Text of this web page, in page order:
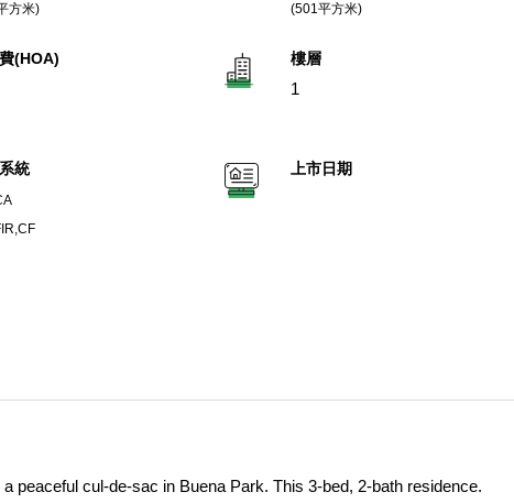
方米) (501平方米)
(HOA)
樓層
1
統
上市日期
peaceful cul-de-sac in Buena Park. This 3-bed, 2-bath residence.